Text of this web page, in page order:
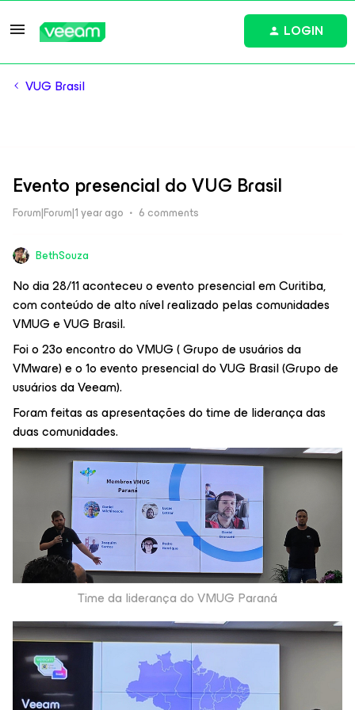
LOGIN
VUG Brasil
Evento presencial do VUG Brasil
Forum|Forum|1 year ago 6 comments
BethSouza
No dia 28/11 aconteceu o evento presencial em Curitiba,
com conteúdo de alto nível realizado pelas comunidades
VMUG e VUG Brasil.
Foi o 23o encontro do VMUG ( Grupo de usuários da
VMware) e o 1o evento presencial do VUG Brasil (Grupo de
usuários da Veeam).
Foram feitas as apresentações do time de liderança das
duas comunidades.
Time da liderança do VMUG Paraná